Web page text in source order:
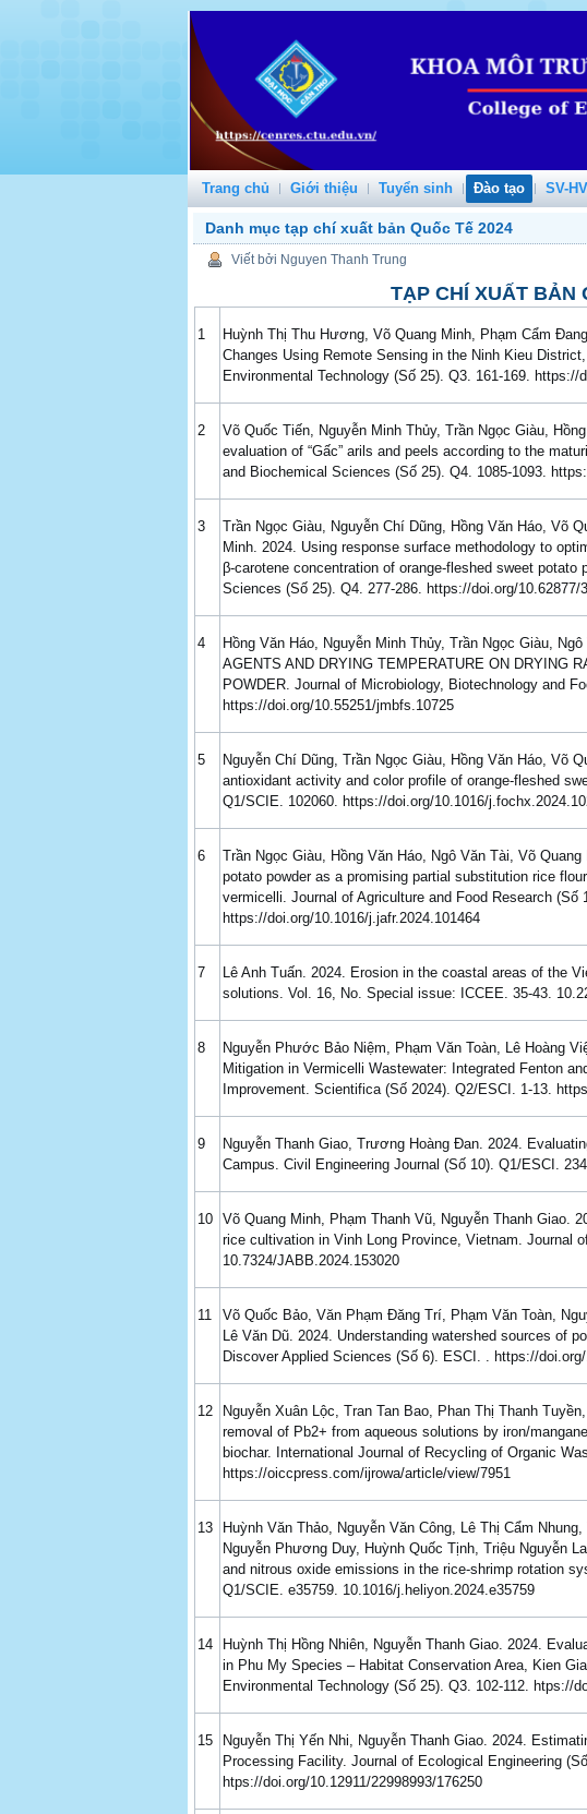
Trang chủ Giới thiệu Tuyển sinh Đào tạo SV-
Danh mục tạp chí xuất bản Quốc Tế 2024
Viết bởi Nguyen Thanh Trung
TẠP CHÍ XUẤT BẢN
1
Huỳnh Thị Thu Hương, Võ Quang Minh, Phạm Cẩm
Changes Using Remote Sensing in the Ninh Kieu
Environmental Technology (Số 25). Q3. 161-169. https://
2
Võ Quốc Tiến, Nguyễn Minh Thủy, Trần Ngọc Giàu,
evaluation of “Gấc” arils and peels according to the
and Biochemical Sciences (Số 25). Q4. 1085-1093.
3
Trần Ngọc Giàu, Nguyễn Chí Dũng, Hồng Văn Háo, Võ
Minh. 2024. Using response surface methodology to
β-carotene concentration of orange-fleshed sweet
Sciences (Số 25). Q4. 277-286. https://doi.org/10.62877/
4
Hồng Văn Háo, Nguyễn Minh Thủy, Trần Ngọc Giàu,
AGENTS AND DRYING TEMPERATURE ON DRYING
POWDER. Journal of Microbiology, Biotechnology and
https://doi.org/10.55251/jmbfs.10725
5
Nguyễn Chí Dũng, Trần Ngọc Giàu, Hồng Văn Háo, Võ
antioxidant activity and color profile of orange-fleshed
Q1/SCIE. 102060. https://doi.org/10.1016/
6
Trần Ngọc Giàu, Hồng Văn Háo, Ngô Văn Tài, Võ
potato powder as a promising partial substitution rice
vermicelli. Journal of Agriculture and Food Research (Số
https://doi.org/10.1016/j.jafr.2024.101464
7
Lê Anh Tuấn. 2024. Erosion in the coastal areas of the
solutions. Vol. 16, No. Special issue: ICCEE. 35-43.
8
Nguyễn Phước Bảo Niệm, Phạm Văn Toàn, Lê Hoàng
Mitigation in Vermicelli Wastewater: Integrated Fenton
Improvement. Scientifica (Số 2024). Q2/ESCI. 1-13.
9
Nguyễn Thanh Giao, Trương Hoàng Đan. 2024.
Campus. Civil Engineering Journal (Số 10). Q1/ESCI.
10 Võ Quang Minh, Phạm Thanh Vũ, Nguyễn Thanh Giao.
rice cultivation in Vinh Long Province, Vietnam. Journal
10.7324/JABB.2024.153020
11
Võ Quốc Bảo, Văn Phạm Đăng Trí, Phạm Văn Toàn,
Lê Văn Dũ. 2024. Understanding watershed sources of
Discover Applied Sciences (Số 6). ESCI. . https://
12
Nguyễn Xuân Lộc, Tran Tan Bao, Phan Thị Thanh
removal of Pb2+ from aqueous solutions by iron/
biochar. International Journal of Recycling of Organic
https://oiccpress.com/ijrowa/article/view/7951
13
Huỳnh Văn Thảo, Nguyễn Văn Công, Lê Thị Cẩm
Nguyễn Phương Duy, Huỳnh Quốc Tịnh, Triệu Nguyễn
and nitrous oxide emissions in the rice-shrimp rotation
Q1/SCIE. e35759. 10.1016/j.heliyon.2024.e35759
14
Huỳnh Thị Hồng Nhiên, Nguyễn Thanh Giao. 2024.
in Phu My Species – Habitat Conservation Area, Kien
Environmental Technology (Số 25). Q3. 102-112. htps://
15
Nguyễn Thị Yến Nhi, Nguyễn Thanh Giao. 2024.
Processing Facility. Journal of Ecological Engineering
htps://doi.org/10.12911/22998993/176250